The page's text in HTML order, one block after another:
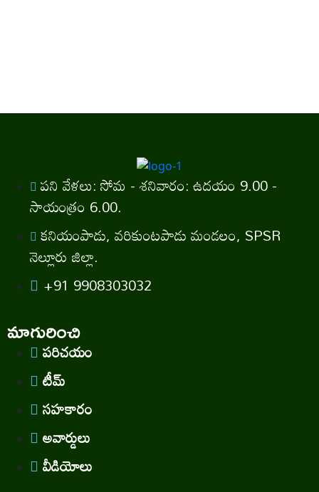
పని వేళలు: సోమ - శనివారం: ఉదయం 9.00 -
సాయంత్రం 6.00.
కనియంపాడు, వరికుంటపాడు మండలం, SPSR
నెల్లూరు జిల్లా.
+91 9908303032
మాగురించి
పరిచయం
టీమ్
సహకారం
అవార్డులు
వీడియోలు